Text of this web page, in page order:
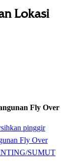
Lokasi
Fly Over